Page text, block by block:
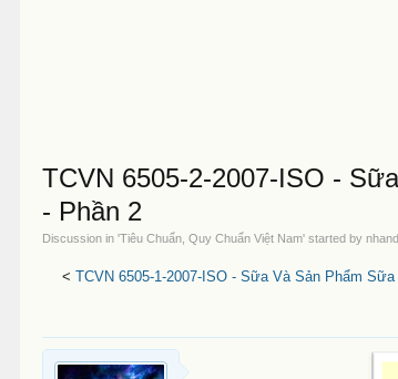
TCVN 6505-2-2007-ISO -
- Phần 2
Discussion in 'Tiêu Chuẩn, Quy Chuẩn Việt Nam' started by
< TCVN 6505-1-2007-ISO - Sữa Và Sản Phẩm